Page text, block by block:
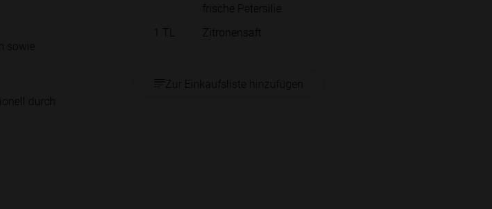
frische Petersilie
1 TL Zitronensaft
Zur Einkaufsliste hinzufügen
sowie
durch